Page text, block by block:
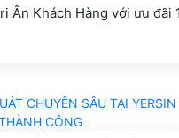
Ân Khách Hàng với ưu đãi
cho khách hàng cũ đã